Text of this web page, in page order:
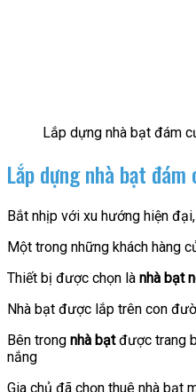
Lắp dựng nhà bạt đám
Lắp dựng nhà bạt
Bắt nhịp với xu hướng hiện
Một trong những khách hàng
Thiết bị được chọn là nhà bạt
Nhà bạt được lắp trên con
Bên trong nhà bạtđược trang
nắng
Gia chủ đã chọn thuê nhà bạt